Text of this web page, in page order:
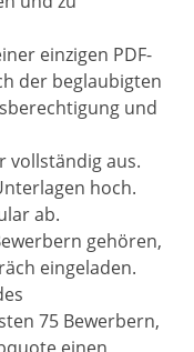
einzigen PDF-
der beglaubigten
und
vollständig aus.
hoch.
ab.
gehören,
eingeladen.
75 Bewerbern,